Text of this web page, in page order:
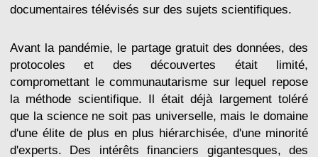
documentaires télévisés sur des sujets scientifiques.
Avant la pandémie, le partage gratuit des données, des
protocoles et des découvertes était limité,
compromettant le communautarisme sur lequel repose
la méthode scientifique. Il était déjà largement toléré
que la science ne soit pas universelle, mais le domaine
d'une élite de plus en plus hiérarchisée, d'une minorité
d'experts. Des intérêts financiers gigantesques, des